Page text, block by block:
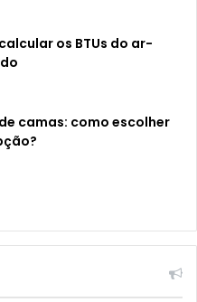
os BTUs do ar-
camas: como escolher